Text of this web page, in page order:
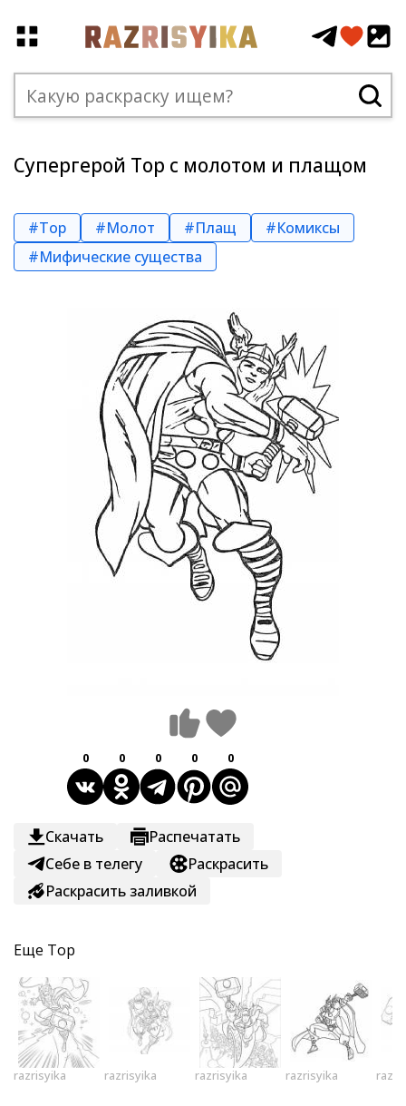
Супергерой Тор с молотом и плащом
#Тор #Молот #Плащ
#Комиксы
#Мифические существа
0 0 0 0 0
Скачать
Распечатать
Себе в телегу
Раскрасить
Раскрасить заливкой
Еще Тор
razrisyika razrisyika razrisyika razrisyika